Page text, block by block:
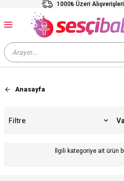
1000₺ Üzeri
Anasayfa
Filtre
İlgili kategoriye ait ürün